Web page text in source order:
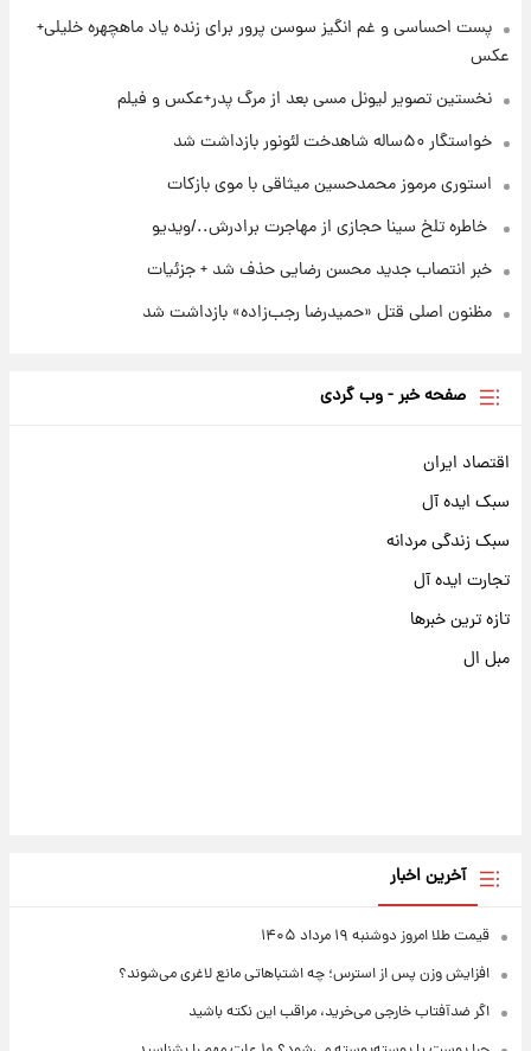
۲۳ ساعت پیش
استوری مرموز محمدحسین میثاقی با موی
پست احساسی و غم انگیز سوسن پرور برای زنده یاد ماهچهره خلیلی+
عکس
نخستین تصویر لیونل مسی بعد از مرگ پدر+عکس و فیلم
خواستگار ۵۰ساله شاهدخت لئونور بازداشت شد
استوری مرموز محمدحسین میثاقی با موی بازکات
⁨ خاطره تلخ سینا حجازی از مهاجرت برادرش../ویدیو
خبر انتصاب جدید محسن رضایی حذف شد + جزئیات
مظنون اصلی قتل «حمیدرضا رجب‌زاده» بازداشت شد
صفحه خبر - وب گردی
اقتصاد ایران
سبک ایده آل
سبک زندگی مردانه
تجارت ایده آل
تازه ترین خبرها
مبل ال
آخرین اخبار
قیمت طلا امروز دوشنبه ۱۹ مرداد ۱۴۰۵
افزایش وزن پس از استرس؛ چه اشتباهاتی مانع لاغری می‌شوند؟
اگر ضدآفتاب خارجی می‌خرید، مراقب این نکته باشید